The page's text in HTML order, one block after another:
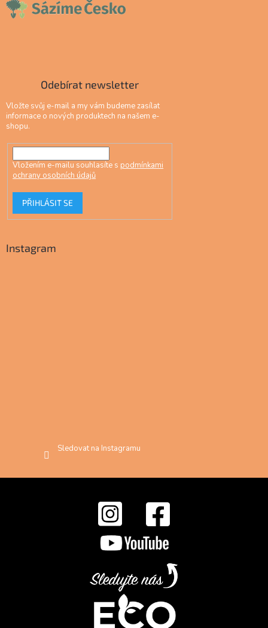
Odebírat newsletter
Vložte svůj e-mail a my vám budeme zasílat
informace o nových produktech na našem e-
shopu.
Vložením e-mailu souhlasíte s podmínkami
ochrany osobních údajů
PŘIHLÁSIT SE
Instagram
Sledovat na Instagramu